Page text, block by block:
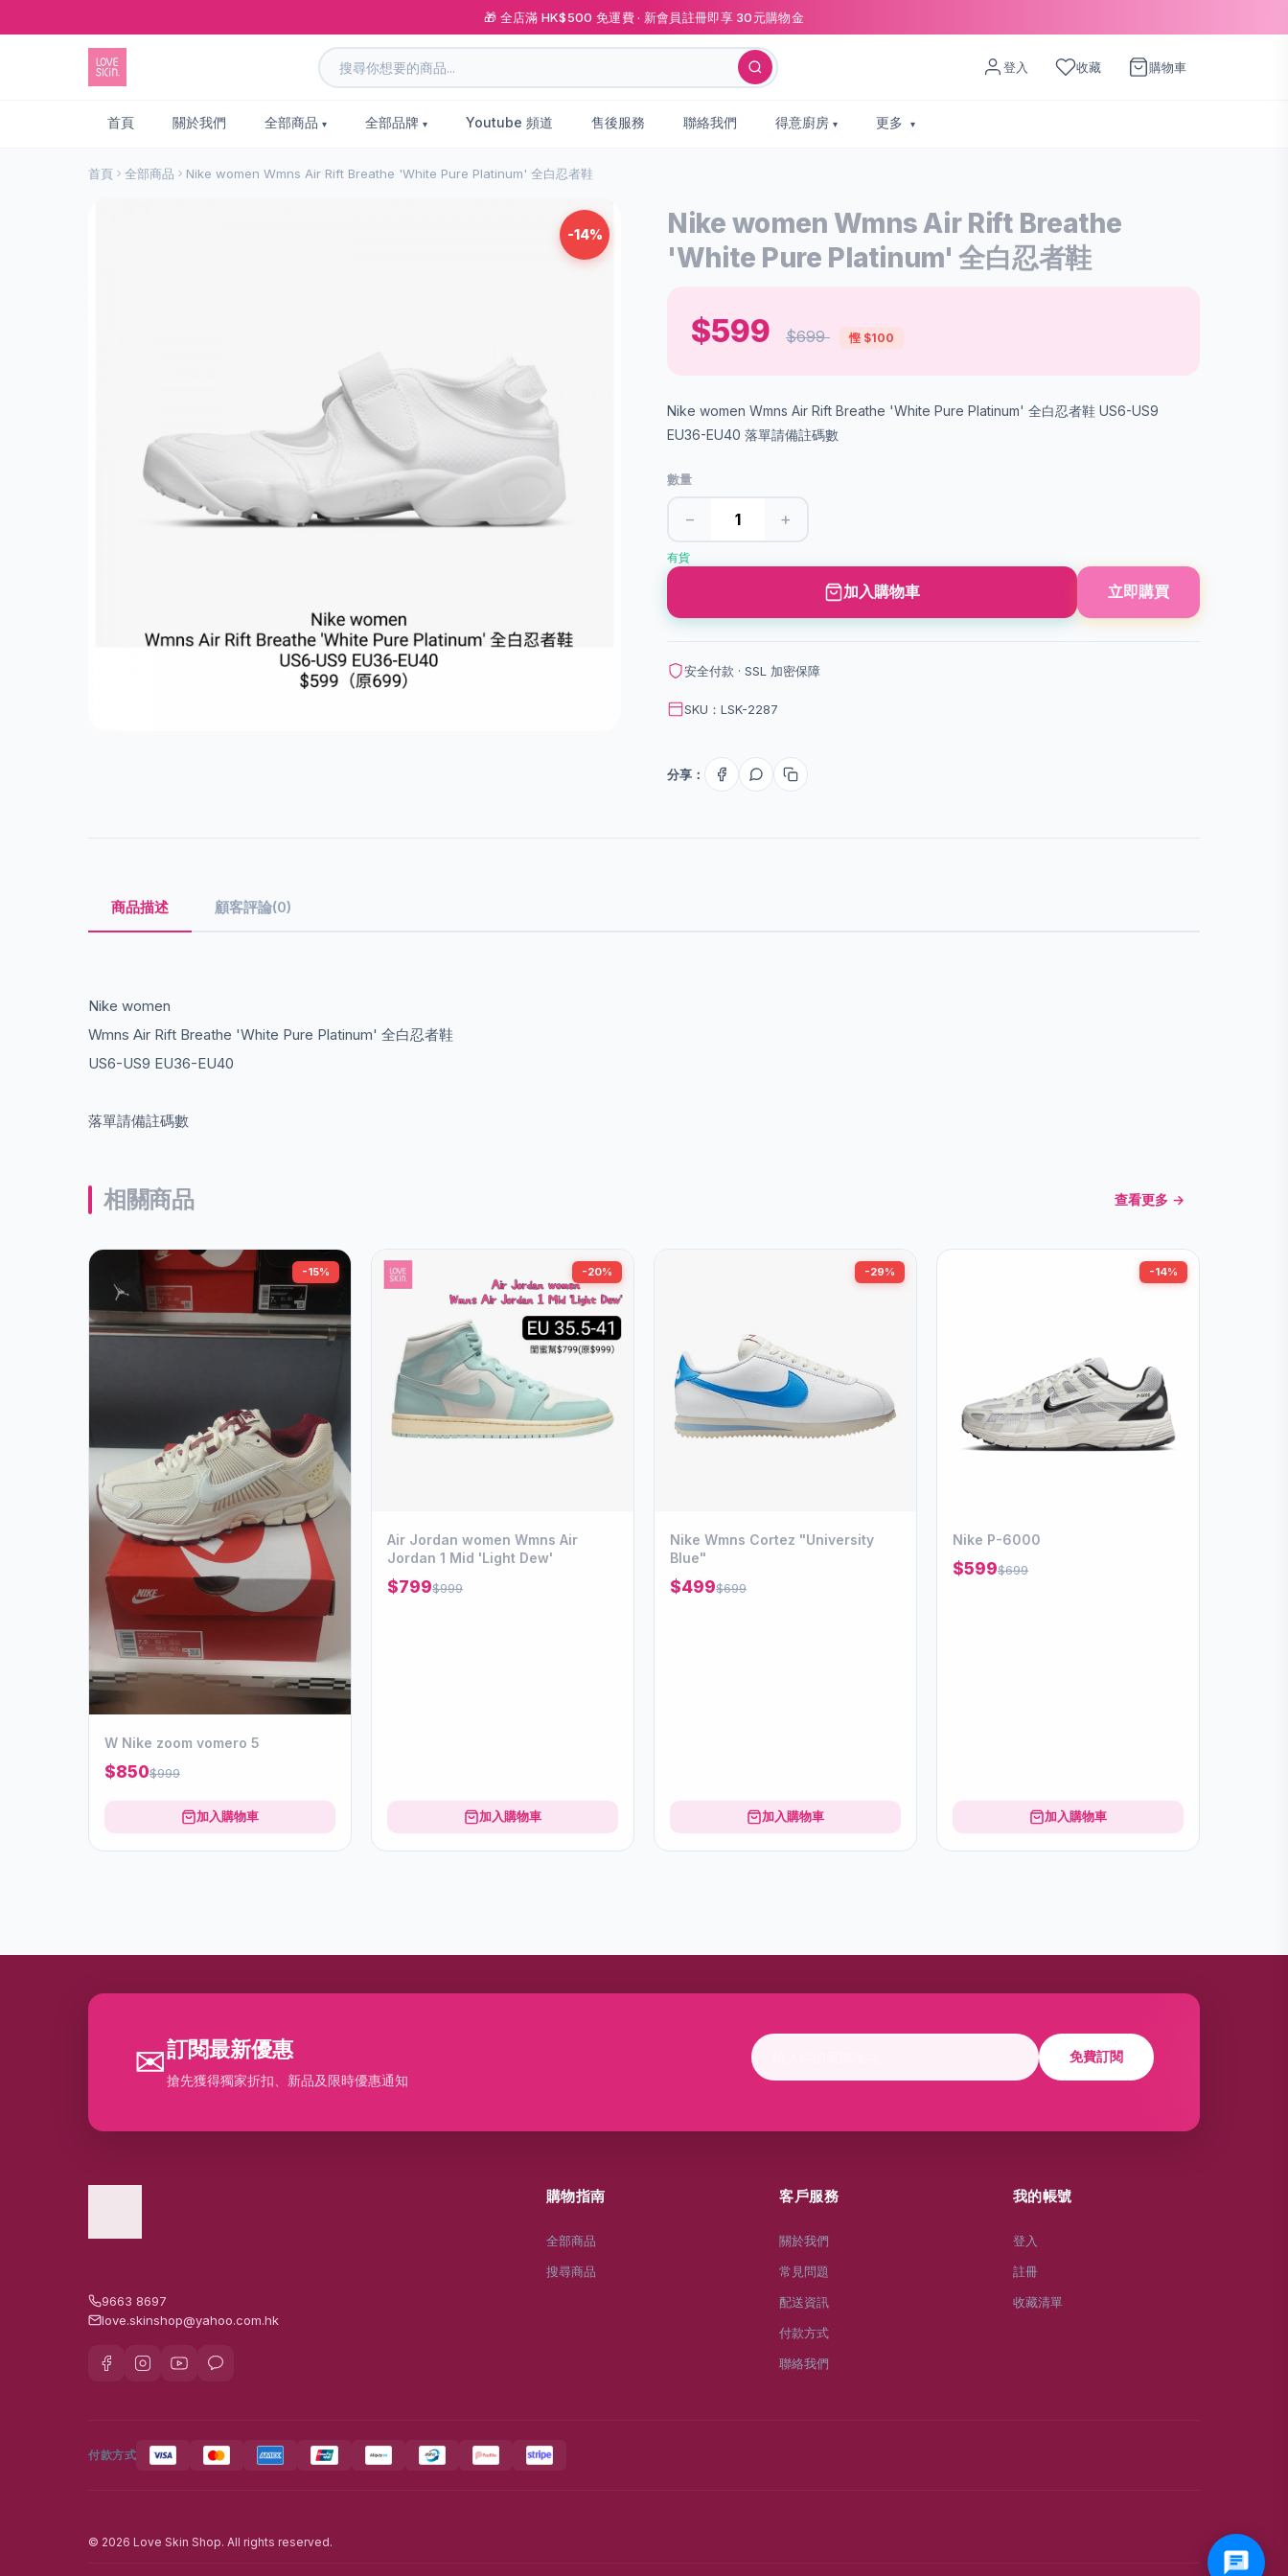
🎁 全店滿 HK$500 免運費 · 新會員註冊即享 30元購物金
登入 收藏 購物車
首頁 關於我們 全部商品 全部品牌 Youtube 頻道 售後服務 聯絡我們 得意廚房 更多
首頁 全部商品 Nike women Wmns Air Rift Breathe 'White Pure Platinum' 全白忍者鞋
-14%
Nike women Wmns Air Rift Breathe
'White Pure Platinum' 全白忍者鞋
$599 $699 慳 $100
Nike women Wmns Air Rift Breathe 'White Pure Platinum' 全白忍者鞋 US6-US9
EU36-EU40 落單請備註碼數
數量
− +
有貨
加入購物車 立即購買
安全付款 · SSL 加密保障
SKU：LSK-2287
分享：
商品描述 顧客評論(0)
Nike women
Wmns Air Rift Breathe 'White Pure Platinum' 全白忍者鞋
US6-US9 EU36-EU40
落單請備註碼數
相關商品 查看更多 →
-15%
W Nike zoom vomero 5
$850$999
加入購物車
-20%
Air Jordan women Wmns Air
Jordan 1 Mid 'Light Dew'
$799$999
加入購物車
-29%
Nike Wmns Cortez "University
Blue"
$499$699
加入購物車
-14%
Nike P-6000
$599$699
加入購物車
✉訂閱最新優惠
搶先獲得獨家折扣、新品及限時優惠通知
免費訂閱
9663 8697
love.skinshop@yahoo.com.hk
購物指南
全部商品
搜尋商品
客戶服務
關於我們
常見問題
配送資訊
付款方式
聯絡我們
我的帳號
登入
註冊
收藏清單
付款方式
© 2026 Love Skin Shop. All rights reserved.